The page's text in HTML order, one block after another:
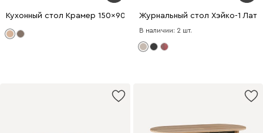
Кухонный стол Крамер 150x90 раскладной Дуб натуральный
Журнальный стол Хэйко-1
В наличии: 2 шт.